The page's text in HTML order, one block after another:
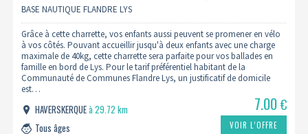
BASE NAUTIQUE FLANDRE LYS
Grâce à cette charrette, vos enfants aussi peuvent se promener en vélo
à vos côtés. Pouvant accueillir jusqu'à deux enfants avec une charge
maximale de 40kg, cette charrette sera parfaite pour vos ballades en
famille en bord de Lys. Pour le tarif préférentiel habitant de la
Communauté de Communes Flandre Lys, un justificatif de domicile
est…
HAVERSKERQUEà 29.72 km
Tous âges
7.00€
VOIR L’OFFRE